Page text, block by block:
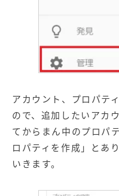
アカウント、プロパテ
ので、追加したいアカ
てからまん中のプロパ
ロパティを作成」とあ
いきます。